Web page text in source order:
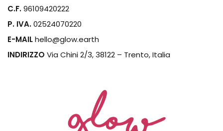
C.F.96109420222
P. IVA.02524070220
E-MAILhello@glow.earth
INDIRIZZO Via Chini 2/3, 38122 – Trento, Italia